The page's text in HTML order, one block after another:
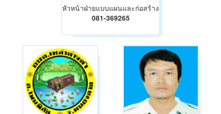
หัวหน้าฝ่ายแบบแผนและก่อสร้าง
081-369265